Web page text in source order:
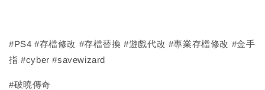
#PS4 #存檔修改 #存檔替換 #遊戲代改 #專業存檔修改 #金手
指 #cyber #savewizard
#破曉傳奇